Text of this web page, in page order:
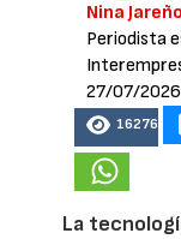
Nina Jareño
Periodista
27/07/2026
16276
La